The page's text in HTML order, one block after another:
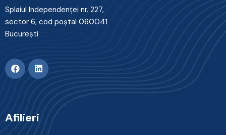
Splaiul Independenţei nr. 227,
sector 6, cod poştal 060041
Bucureşti
Afilieri